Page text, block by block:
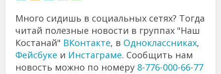
Много сидишь в социальных сетях? Тогда
читай полезные новости в группах "Наш
Костанай" ВКонтакте, в Одноклассниках,
Фейсбуке и Инстаграме. Сообщить нам
новость можно по номеру 8-776-000-66-77